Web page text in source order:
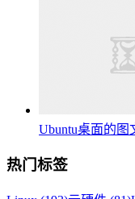
Ubuntu桌面的图
热门标签